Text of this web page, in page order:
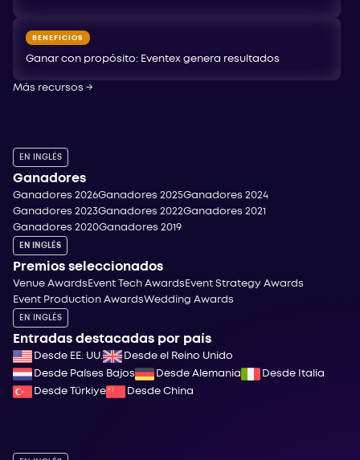
BENEFICIOS
Ganar con propósito: Eventex genera resultados
Más recursos →
EN INGLÉS
Ganadores
Ganadores 2026Ganadores 2025Ganadores 2024
Ganadores 2023Ganadores 2022Ganadores 2021
Ganadores 2020Ganadores 2019
EN INGLÉS
Premios seleccionados
Venue Awards Event Tech Awards Event Strategy Awards
Event Production AwardsWedding Awards
EN INGLÉS
Entradas destacadas por país
Desde EE. UU.
Desde el Reino Unido
Desde Países Bajos
Desde Alemania
Desde Italia
Desde Türkiye
Desde China